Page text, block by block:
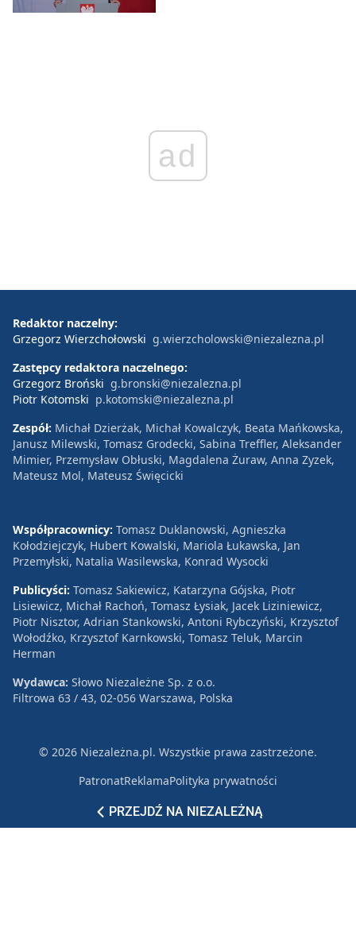
ad
PRZEJDŹ NA NIEZALEŻNĄ
Redaktor naczelny:
Grzegorz Wierzchołowski g.wierzcholowski@niezalezna.pl
Zastępcy redaktora naczelnego:
Grzegorz Broński g.bronski@niezalezna.pl
Piotr Kotomski p.kotomski@niezalezna.pl
Zespół: Michał Dzierżak, Michał Kowalczyk, Beata Mańkowska,
Janusz Milewski, Tomasz Grodecki, Sabina Treffler, Aleksander
Mimier, Przemysław Obłuski, Magdalena Żuraw, Anna Zyzek,
Mateusz Mol, Mateusz Święcicki
Współpracownicy: Tomasz Duklanowski, Agnieszka
Kołodziejczyk, Hubert Kowalski, Mariola Łukawska, Jan
Przemyłski, Natalia Wasilewska, Konrad Wysocki
Publicyści: Tomasz Sakiewicz, Katarzyna Gójska, Piotr
Lisiewicz, Michał Rachoń, Tomasz Łysiak, Jacek Liziniewicz,
Piotr Nisztor, Adrian Stankowski, Antoni Rybczyński, Krzysztof
Wołodźko, Krzysztof Karnkowski, Tomasz Teluk, Marcin
Herman
Wydawca: Słowo Niezależne Sp. z o.o.
Filtrowa 63 / 43, 02-056 Warszawa, Polska
© 2026 Niezależna.pl. Wszystkie prawa zastrzeżone.
PatronatReklamaPolityka prywatności